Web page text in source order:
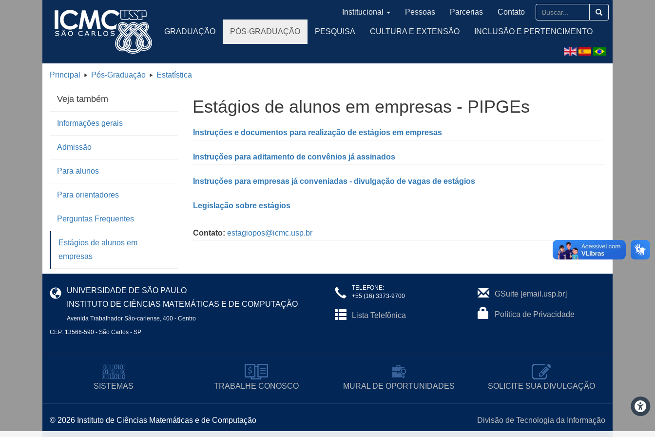
GRADUAÇÃO PÓS-GRADUAÇÃO PESQUISA CULTURA E EXTENSÃO INCLUSÃO E PERTENCIMENTO
Institucional Pessoas Parcerias Contato
Principal Pós-Graduação Estatística
Veja também
Informações gerais
Admissão
Para alunos
Para orientadores
Perguntas Frequentes
Estágios de alunos em
empresas
Estágios de alunos em empresas - PIPGEs
Instruções e documentos para realização de estágios em empresas
Instruções para aditamento de convênios já assinados
Instruções para empresas já conveniadas - divulgação de vagas de estágios
Legislação sobre estágios
Contato: estagiopos@icmc.usp.br
UNIVERSIDADE DE SÃO PAULO
INSTITUTO DE CIÊNCIAS MATEMÁTICAS E DE COMPUTAÇÃO
Avenida Trabalhador São-carlense, 400 - Centro
CEP: 13566-590 - São Carlos - SP
TELEFONE:
+55 (16) 3373-9700
Lista Telefônica
GSuite [email.usp.br]
Política de Privacidade
SISTEMAS TRABALHE CONOSCO MURAL DE OPORTUNIDADES SOLICITE SUA DIVULGAÇÃO
© 2026 Instituto de Ciências Matemáticas e de Computação Divisão de Tecnologia da Informação